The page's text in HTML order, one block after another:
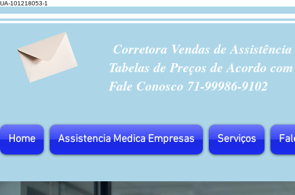
UA-101218053-1
Corretora Vendas de
Tabelas de Preços de Acordo
Fale Conosco 71-99986-9102
Home Assistencia Medica Empresas Serviços